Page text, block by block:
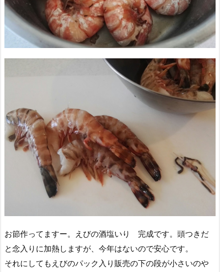
お節作ってますー。えびの酒塩いり 完成です。頭つきだ
と念入りに加熱しますが、今年はないので安心です。
それにしてもえびのパック入り販売の下の段が小さいのや